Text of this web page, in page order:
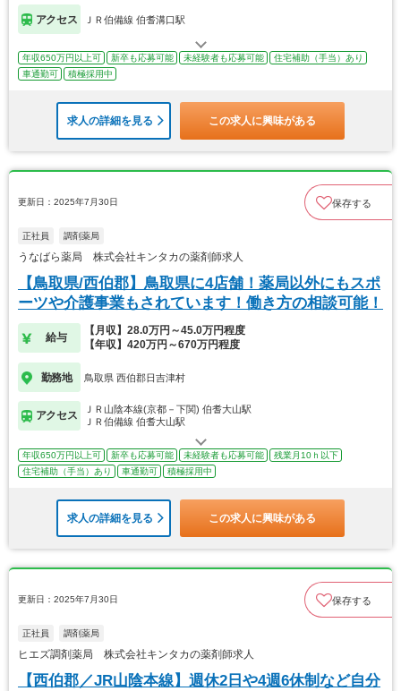
アクセス ＪＲ伯備線 伯耆溝口駅
年収650万円以上可 新卒も応募可能 未経験者も応募可能
住宅補助（手当）あり
車通勤可
積極採用中
求人の詳細を見る この求人に興味がある
更新日：2025年7月30日 保存する
正社員 調剤薬局
うなばら薬局 株式会社キンタカの薬剤師求人
【鳥取県/西伯郡】鳥取県に4店舗！薬局以外にもスポ
ーツや介護事業もされています！働き方の相談可能！
給与
【月収】28.0万円～45.0万円程度
【年収】420万円～670万円程度
勤務地 鳥取県 西伯郡日吉津村
アクセス
ＪＲ山陰本線(京都－下関) 伯耆大山駅
ＪＲ伯備線 伯耆大山駅
年収650万円以上可 新卒も応募可能 未経験者も応募可能
残業月10ｈ以下
住宅補助（手当）あり
車通勤可 積極採用中
求人の詳細を見る この求人に興味がある
更新日：2025年7月30日 保存する
正社員 調剤薬局
ヒエズ調剤薬局 株式会社キンタカの薬剤師求人
【西伯郡／JR山陰本線】週休2日や4週6休制など自分